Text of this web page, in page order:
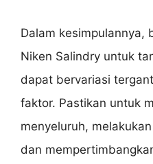
Dalam kesimpulannya,
Niken Salindry untuk
dapat bervariasi
faktor. Pastikan untuk
menyeluruh,
dan